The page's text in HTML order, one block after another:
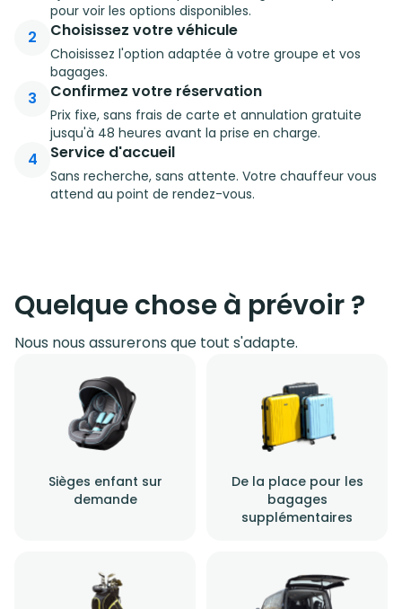
pour voir les options disponibles.
2 Choisissez votre véhicule
Choisissez l'option adaptée à votre groupe et vos
bagages.
3 Confirmez votre réservation
Prix fixe, sans frais de carte et annulation gratuite
jusqu'à 48 heures avant la prise en charge.
4 Service d'accueil
Sans recherche, sans attente. Votre chauffeur vous
attend au point de rendez-vous.
Quelque chose à prévoir ?
Nous nous assurerons que tout s'adapte.
Sièges enfant sur
demande
De la place pour les
bagages
supplémentaires